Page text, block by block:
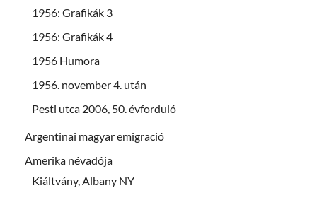
1956: Grafikák 3
1956: Grafikák 4
1956 Humora
1956. november 4. után
Pesti utca 2006, 50. évforduló
Argentinai magyar emigració
Amerika névadója
Kiáltvány, Albany NY